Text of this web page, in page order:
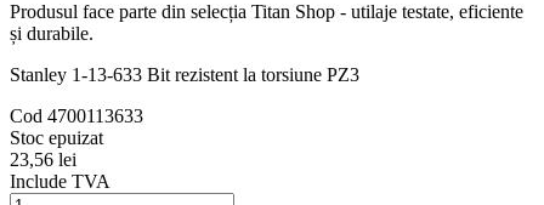
Produsul face parte din selecția Titan Shop - utilaje testate, eficiente
și durabile.
Stanley 1-13-633 Bit rezistent la torsiune PZ3
Cod 4700113633
Stoc epuizat
23,56 lei
Include TVA